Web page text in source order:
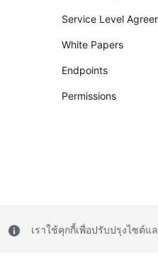
Service Level
White Papers
Endpoints
Permissions
เราใช้คุกกี้เพื่อปรับปรุงไซต์